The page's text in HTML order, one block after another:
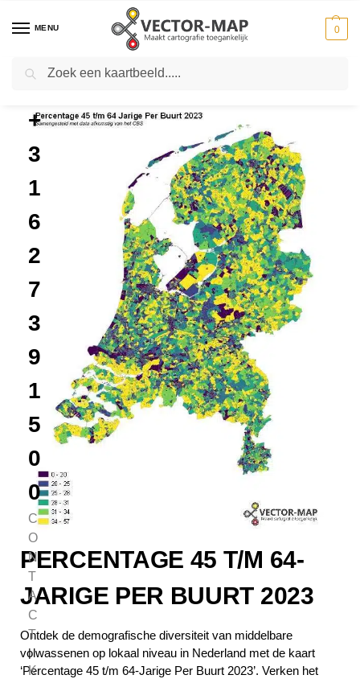
MENU 0
Home Gratis Kaarten - Percentage 45 t/m 64-Jarige Per Buurt 2023
PERCENTAGE 45 T/M 64-
JARIGE PER BUURT 2023
Ontdek de demografische diversiteit van middelbare
volwassenen op lokaal niveau in Nederland met de kaart
‘Percentage 45 t/m 64-Jarige Per Buurt 2023’. Verken het
+
3
1
6
2
7
3
9
1
5
0
0
C
O
N
T
A
C
T
|
K